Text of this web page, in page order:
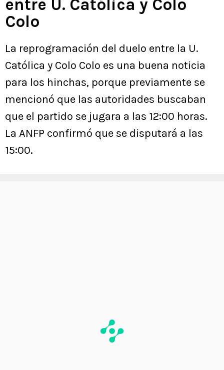
entre U. Católica y Colo
Colo
La reprogramación del duelo entre la U.
Católica y Colo Colo es una buena noticia
para los hinchas, porque previamente se
mencionó que las autoridades buscaban
que el partido se jugara a las 12:00 horas.
La ANFP confirmó que se disputará a las
15:00.